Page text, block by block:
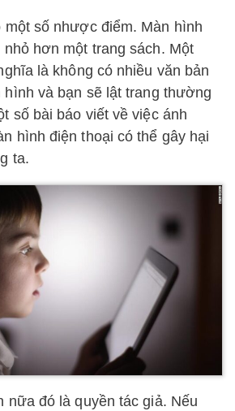
một số nhược điểm. Màn hình
hơn một trang sách. Một
là không có nhiều văn bản
hình và bạn sẽ lật trang thường
số bài báo viết về việc ánh
hình điện thoại có thể gây hại
ta.
nữa đó là quyền tác giả. Nếu